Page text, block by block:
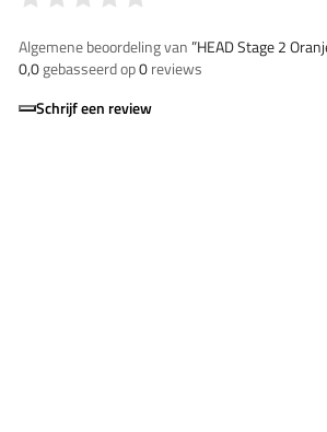
Algemene beoordeling van”HEAD Stage 2
0,0gebasseerd op0reviews
Schrijf een review